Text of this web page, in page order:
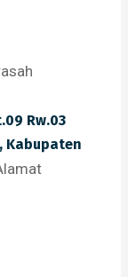
Rw.03
Kabupaten